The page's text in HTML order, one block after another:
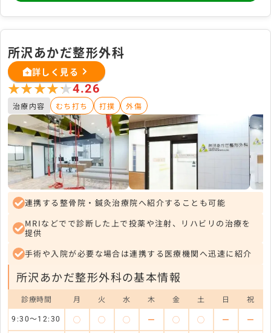
所沢あかだ整形外科
詳しく見る
★★★★★
★★★★★4.26
治療内容 むち打ち 打撲 外傷
連携する整骨院・鍼灸治療院へ紹介することも可能
MRIなどでで診断した上で投薬や注射、リハビリの治療を
提供
手術や入院が必要な場合は連携する医療機関へ迅速に紹介
所沢あかだ整形外科の基本情報
診療時間 月 火 水 木 金 土 日 祝
9:30～12:30 ◯ ◯ ◯ ー ◯ ◯ ー ー